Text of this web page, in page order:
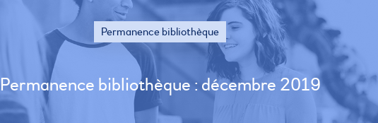
Permanence bibliothèque
Permanence bibliothèque : décembre 2019